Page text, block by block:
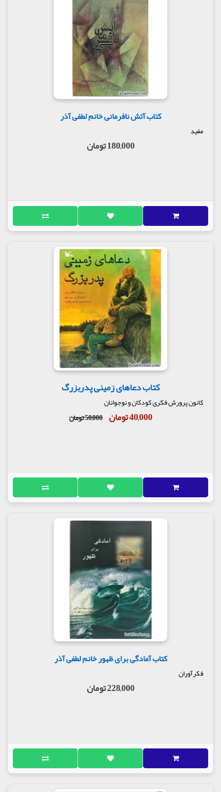
کتاب آتش نافرمانی خانم لطفی آذر
مفید
180,000 تومان
کتاب دعاهای زمینی پدربزرگ
کانون پرورش فکری کودکان و نوجوانان
40,000 تومان 50,000 تومان
کتاب آمادگی برای ظهور خانم لطفی آذر
فکرآوران
228,000 تومان